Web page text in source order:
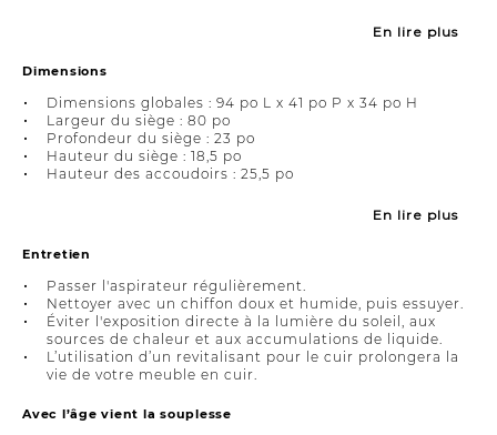
En lire plus
Dimensions
Dimensions globales : 94 po L x 41 po P x 34 po H
Largeur du siège : 80 po
Profondeur du siège : 23 po
Hauteur du siège : 18,5 po
Hauteur des accoudoirs : 25,5 po
En lire plus
Entretien
Passer l'aspirateur régulièrement.
Nettoyer avec un chiffon doux et humide, puis essuyer.
Éviter l'exposition directe à la lumière du soleil, aux
sources de chaleur et aux accumulations de liquide.
L’utilisation d’un revitalisant pour le cuir prolongera la
vie de votre meuble en cuir.
Avec l’âge vient la souplesse